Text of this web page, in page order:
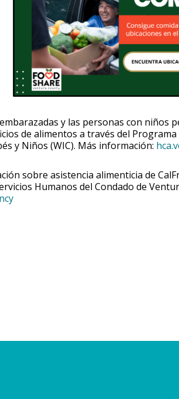
y las personas con niños
de alimentos a través del
y Niños (WIC). Más información:
sobre asistencia alimenticia de
Humanos del Condado de